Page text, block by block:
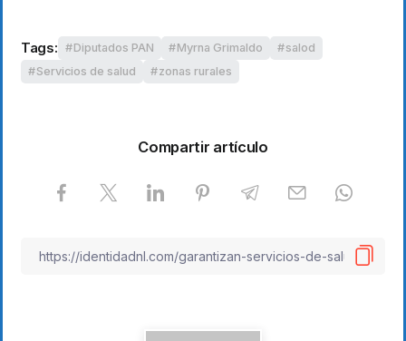
Tags: Diputados PAN Myrna Grimaldo
salod
Servicios de salud
zonas rurales
Compartir artículo